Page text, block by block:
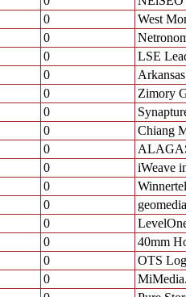
0
West
0
0
LSE
0
0
Zimory
0
0
Chiang
0
0
iWeave
0
Winnertel
0
geomedia
0
0
40mm
0
OTS
0